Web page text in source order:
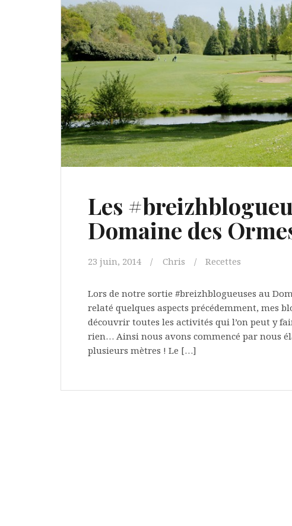
Les
Domaine des
23 juin, 2014 Chris Recettes
Lors de notre sortie #breizhblogueuses au
relaté quelques aspects précédemment, mes
découvrir toutes les activités qui l’on peut y
rien… Ainsi nous avons commencé par nous
plusieurs mètres ! Le […]